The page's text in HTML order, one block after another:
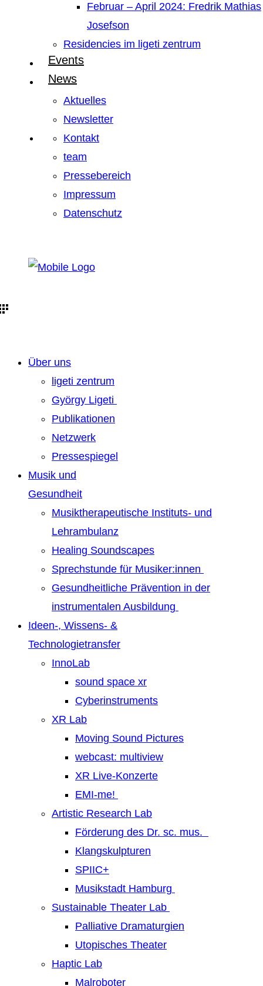
Februar – April 2024: Fredrik Mathias
Josefson
Residencies im ligeti zentrum
Events
News
Aktuelles
Newsletter
Kontakt
team
Pressebereich
Impressum
Datenschutz
Über uns
ligeti zentrum
György Ligeti
Publikationen
Netzwerk
Pressespiegel
Musik und
Gesundheit
Musiktherapeutische Instituts- und
Lehrambulanz
Healing Soundscapes
Sprechstunde für Musiker:innen
Gesundheitliche Prävention in der
instrumentalen Ausbildung
Ideen-, Wissens- &
Technologietransfer
InnoLab
sound space xr
Cyberinstruments
XR Lab
Moving Sound Pictures
webcast: multiview
XR Live-Konzerte
EMI-me!
Artistic Research Lab
Förderung des Dr. sc. mus.
Klangskulpturen
SPIIC+
Musikstadt Hamburg
Sustainable Theater Lab
Palliative Dramaturgien
Utopisches Theater
Haptic Lab
Malroboter